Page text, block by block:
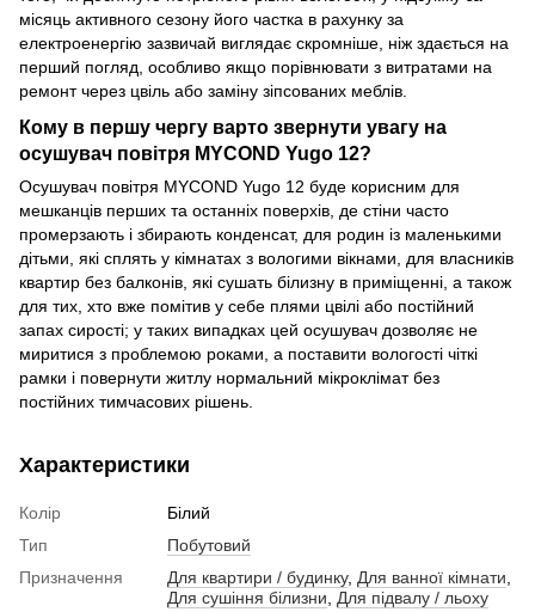
місяць активного сезону його частка в рахунку за
електроенергію зазвичай виглядає скромніше, ніж здається на
перший погляд, особливо якщо порівнювати з витратами на
ремонт через цвіль або заміну зіпсованих меблів.
Кому в першу чергу варто звернути увагу на
осушувач повітря MYCOND Yugo 12?
Осушувач повітря MYCOND Yugo 12 буде корисним для
мешканців перших та останніх поверхів, де стіни часто
промерзають і збирають конденсат, для родин із маленькими
дітьми, які сплять у кімнатах з вологими вікнами, для власників
квартир без балконів, які сушать білизну в приміщенні, а також
для тих, хто вже помітив у себе плями цвілі або постійний
запах сирості; у таких випадках цей осушувач дозволяє не
миритися з проблемою роками, а поставити вологості чіткі
рамки і повернути житлу нормальний мікроклімат без
постійних тимчасових рішень.
Характеристики
Колір
Білий
Тип
Побутовий
Призначення
Для квартири / будинку, Для ванної кімнати,
Для сушіння білизни, Для підвалу / льоху